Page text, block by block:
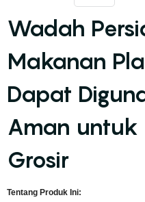
Wadah
Makanan
Dapat
Aman untuk
Grosir
Tentang Produk Ini: